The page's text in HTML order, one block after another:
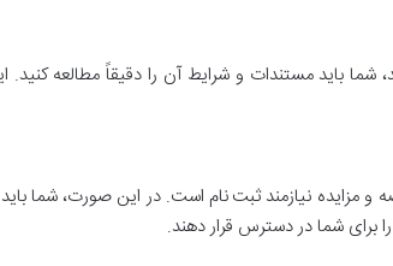
باید مستندات و شرایط آن را دقیقاً مطالعه
و مزایده نیازمند ثبت نام است. در این صورت، شما
برای شما در دسترس قرار دهند.